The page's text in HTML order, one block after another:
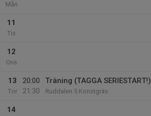
Mån
11
Tis
12
Ons
13
Tor
20:00
21:30
Träning (TAGGA SERIESTART!)
Ruddalen 5 Konstgräs
14